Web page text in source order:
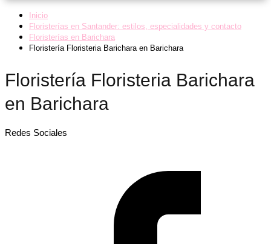
Inicio
Floristerías en Santander: estilos, especialidades y contacto
Floristerías en Barichara
Floristería Floristeria Barichara en Barichara
Floristería Floristeria Barichara
en Barichara
Redes Sociales